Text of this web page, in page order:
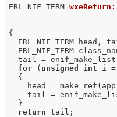
ERL_NIF_TERM
{
ERL_NIF_TERM head,
ERL_NIF_TERM
tail =
for ( unsigned int i =
  {
head =
tail =
  }
return tail;